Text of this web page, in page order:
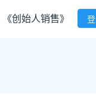
《创始人销售》